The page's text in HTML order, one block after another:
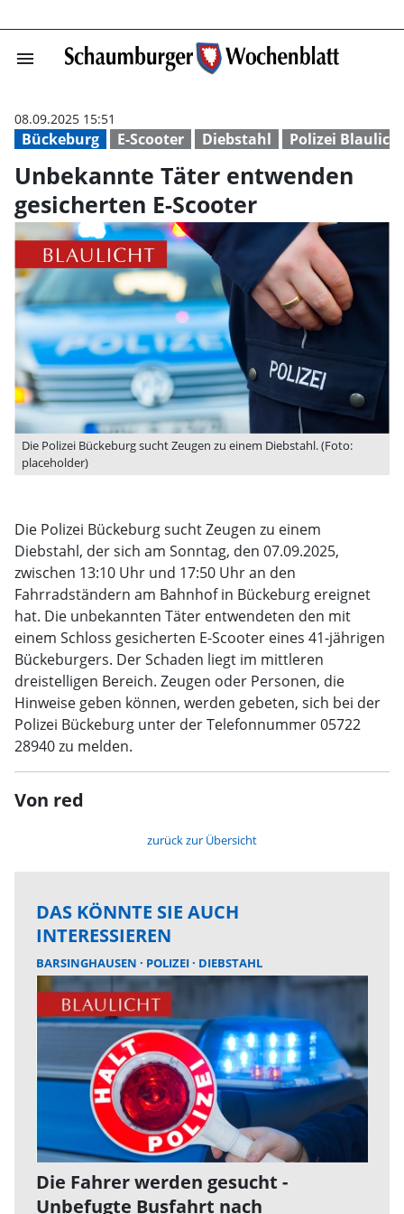
menu Unbekannte
Bückeburg E-Scooter Diebstahl Polizei
08.09.2025 15:51
Unbekannte Täter entwenden
gesicherten E-Scooter
Die Polizei Bückeburg sucht Zeugen zu einem Diebstahl. (Foto:
placeholder)
Die Polizei Bückeburg sucht Zeugen zu einem
Diebstahl, der sich am Sonntag, den 07.09.2025,
zwischen 13:10 Uhr und 17:50 Uhr an den
Fahrradständern am Bahnhof in Bückeburg ereignet
hat. Die unbekannten Täter entwendeten den mit
einem Schloss gesicherten E-Scooter eines 41-jährigen
Bückeburgers. Der Schaden liegt im mittleren
dreistelligen Bereich. Zeugen oder Personen, die
Hinweise geben können, werden gebeten, sich bei der
Polizei Bückeburg unter der Telefonnummer 05722
28940 zu melden.
Von red
zurück zur Übersicht
DAS KÖNNTE SIE AUCH
INTERESSIEREN
BARSINGHAUSEN POLIZEI DIEBSTAHL
Die Fahrer werden gesucht -
Unbefugte Busfahrt nach